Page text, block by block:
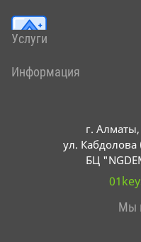
г.
ул. Кабдолова
БЦ
Мы
Услуги
Информация